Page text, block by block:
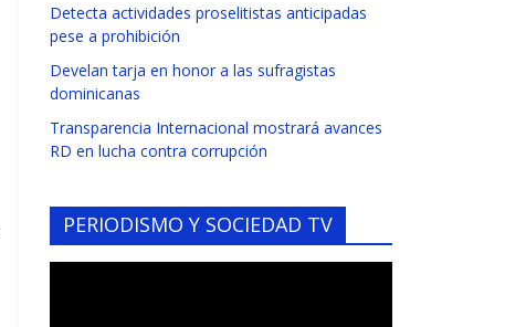
Detecta actividades proselitistas anticipadas
pese a prohibición
Develan tarja en honor a las sufragistas
dominicanas
Transparencia Internacional mostrará avances
RD en lucha contra corrupción
PERIODISMO Y SOCIEDAD TV